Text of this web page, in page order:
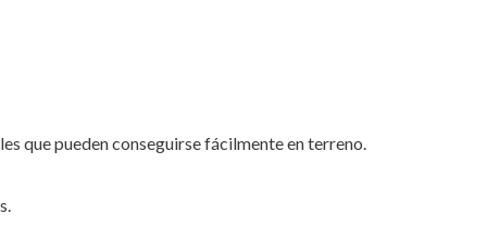
que pueden conseguirse fácilmente en terreno.